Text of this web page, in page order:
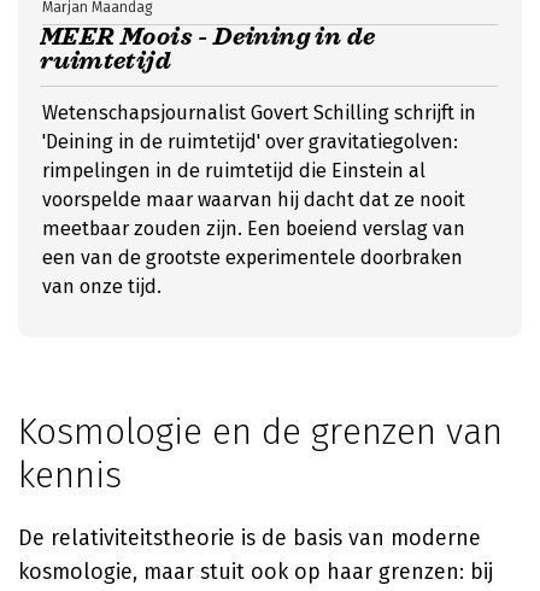
MEER Moois - Deining in de
ruimtetijd
Marjan Maandag
Wetenschapsjournalist Govert Schilling schrijft in
'Deining in de ruimtetijd' over gravitatiegolven:
rimpelingen in de ruimtetijd die Einstein al
voorspelde maar waarvan hij dacht dat ze nooit
meetbaar zouden zijn. Een boeiend verslag van
een van de grootste experimentele doorbraken
van onze tijd.
Kosmologie en de grenzen van
kennis
De relativiteitstheorie is de basis van moderne
kosmologie, maar stuit ook op haar grenzen: bij